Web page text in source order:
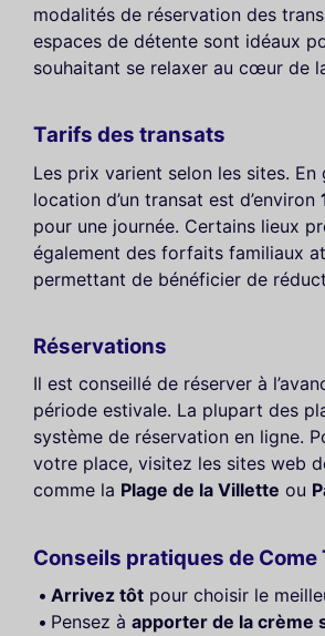
modalités de réservation des
espaces de détente sont idéaux
souhaitant se relaxer au cœur de
Tarifs des transats
Les prix varient selon les sites. En
location d’un transat est d’environ
pour une journée. Certains lieux
également des forfaits familiaux
permettant de bénéficier de
Réservations
Il est conseillé de réserver à
période estivale. La plupart des
système de réservation en ligne.
votre place, visitez les sites web
comme la Plage de la Villette ou
Conseils pratiques de Come
Arrivez tôt pour choisir le
Pensez à apporter de la crème